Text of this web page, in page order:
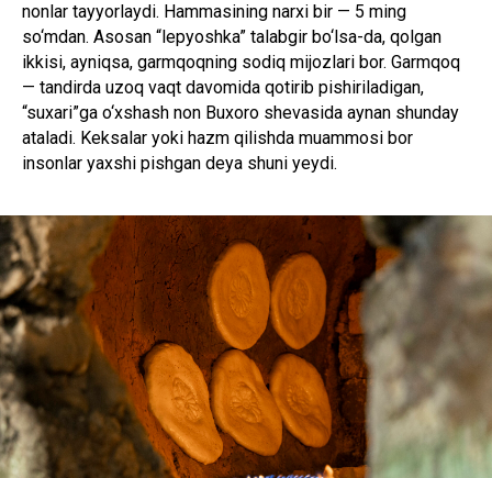
nonlar tayyorlaydi. Hammasining narxi bir — 5 ming
so‘mdan. Asosan “lepyoshka” talabgir bo‘lsa-da, qolgan
ikkisi, ayniqsa, garmqoqning sodiq mijozlari bor. Garmqoq
— tandirda uzoq vaqt davomida qotirib pishiriladigan,
“suxari”ga o‘xshash non Buxoro shevasida aynan shunday
ataladi. Keksalar yoki hazm qilishda muammosi bor
insonlar yaxshi pishgan deya shuni yeydi.